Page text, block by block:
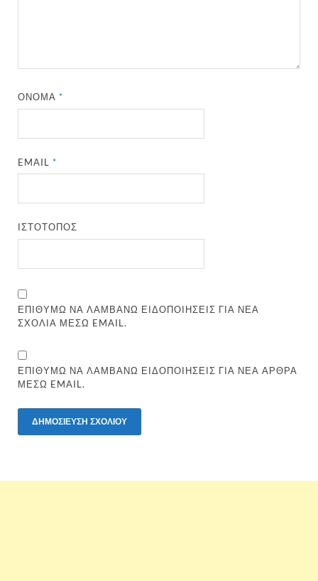
ΌΝΟΜΑ*
EMAIL*
ΙΣΤΌΤΟΠΟΣ
ΕΠΙΘΥΜΏ ΝΑ ΛΑΜΒΆΝΩ ΕΙΔΟΠΟΙΉΣΕΙΣ ΓΙΑ ΝΈΑ
ΣΧΌΛΙΑ ΜΈΣΩ EMAIL.
ΕΠΙΘΥΜΏ ΝΑ ΛΑΜΒΆΝΩ ΕΙΔΟΠΟΙΉΣΕΙΣ ΓΙΑ ΝΈΑ ΆΡΘΡΑ
ΜΈΣΩ EMAIL.